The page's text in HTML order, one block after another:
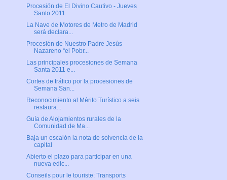
Procesión de El Divino Cautivo - Jueves
Santo 2011
La Nave de Motores de Metro de Madrid
será declara...
Procesión de Nuestro Padre Jesús
Nazareno “el Pobr...
Las principales procesiones de Semana
Santa 2011 e...
Cortes de tráfico por la procesiones de
Semana San...
Reconocimiento al Mérito Turístico a seis
restaura...
Guía de Alojamientos rurales de la
Comunidad de Ma...
Baja un escalón la nota de solvencia de la
capital
Abierto el plazo para participar en una
nueva edic...
Conseils pour le touriste: Transports